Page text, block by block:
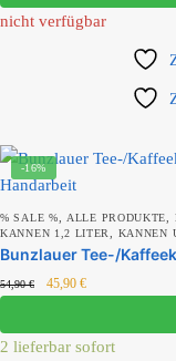
nicht verfügbar
-16%
% SALE % ALLE PRODUKTE
KANNEN 1,2 LITER KANNEN
Bunzlauer Tee-/
54,90€ 45,90 €
2 lieferbar sofort